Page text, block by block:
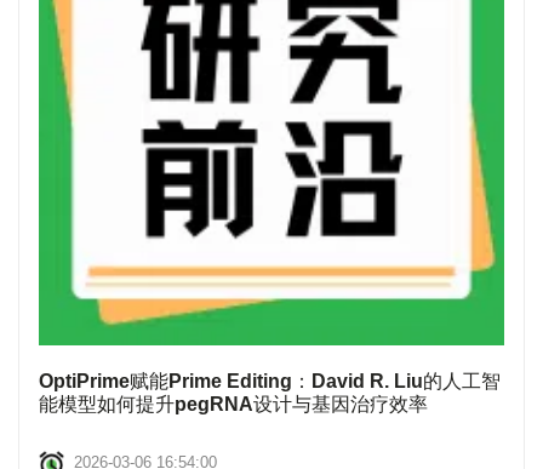
OptiPrime赋能Prime Editing：David R. Liu的人工智
能模型如何提升pegRNA设计与基因治疗效率
2026-03-06 16:54:00